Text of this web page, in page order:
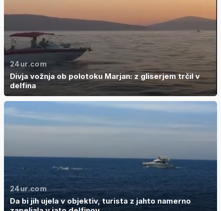
24ur.com
Divja vožnja ob polotoku Marjan: z gliserjem trčil v
delfina
24ur.com
Da bi jih ujela v objektiv, turista z jahto namerno